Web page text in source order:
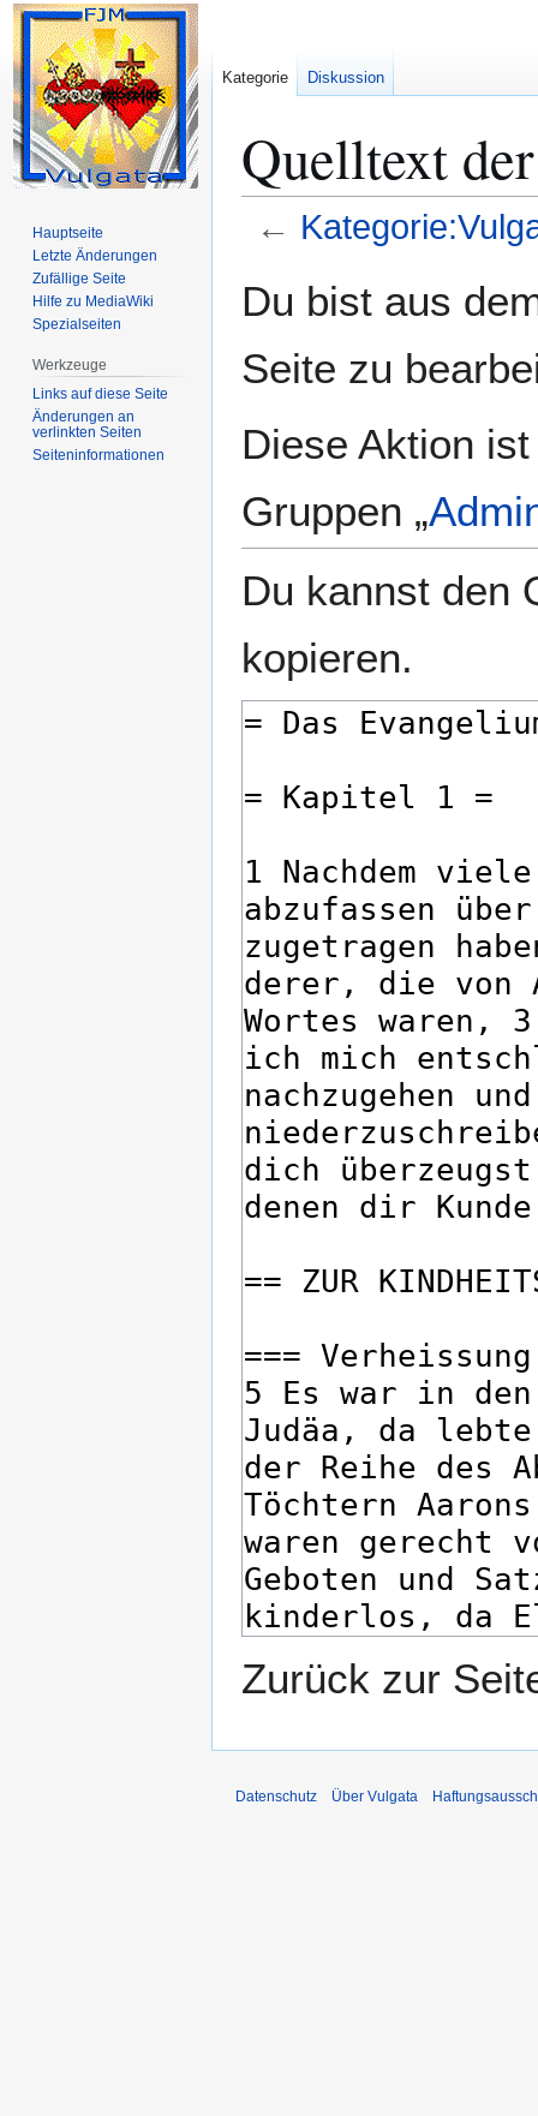
Quelltext
←
Navigation
Suche
Du bist aus
Seite zu
Diese Aktion
Gruppen „
Du kannst den
kopieren.
Zurück zur
Kategorie Diskussion
Hauptseite
Letzte Änderungen
Zufällige Seite
Hilfe zu MediaWiki
Spezialseiten
Werkzeuge
Links auf diese Seite
Änderungen an
verlinkten Seiten
Seiten­­informationen
Datenschutz Über Vulgata